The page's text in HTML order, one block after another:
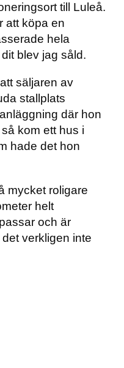
till Luleå.
att köpa en
hela
blev jag såld.
säljaren av
stallplats
där hon
kom ett hus i
hade det hon
mycket roligare
helt
och är
verkligen inte